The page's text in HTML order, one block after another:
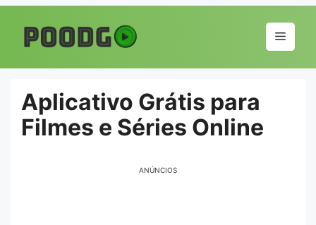
para
conteúdo
Menu
Aplicativo Grátis para
Filmes e Séries Online
ANÚNCIOS